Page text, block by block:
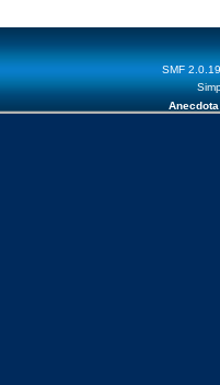
SMF 2.0.19
Anecdota